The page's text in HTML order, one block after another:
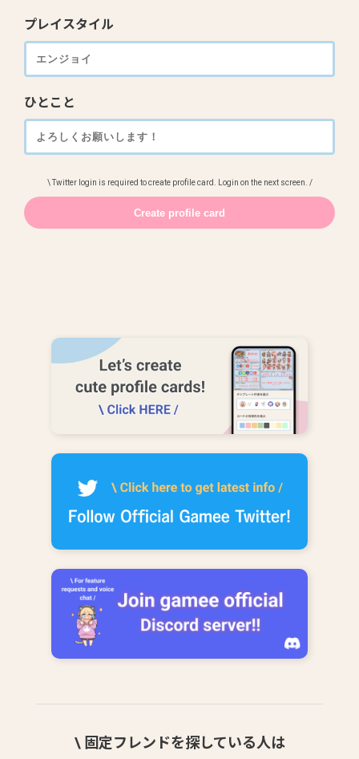
プレイスタイル
ひとこと
\ Twitter login is required to create profile card. Login on the next screen. /
\ 固定フレンドを探している人は